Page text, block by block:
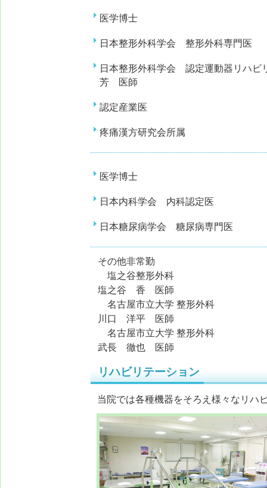
医学博士
日本整形外科学会 整形外科専門医
日本整形外科学会 認定運動器リハビ
芳 医師
認定産業医
疼痛漢方研究会所属
医学博士
日本内科学会 内科認定医
日本糖尿病学会 糖尿病専門医
その他非常勤
塩之谷整
塩之谷 香 医師
名古屋市立大学
川口 洋平 医師
名古屋市立大学 整形
武長 徹也 医師
リハビリテーション
当院では各種機器をそろえ様々なリハ